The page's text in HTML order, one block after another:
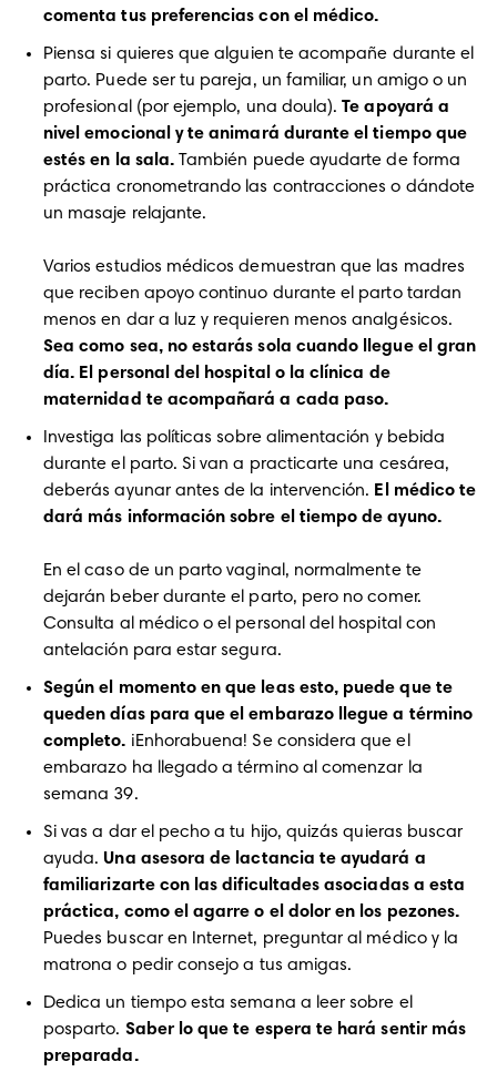
comenta tus preferencias con el médico.
Piensa si quieres que alguien te acompañe durante el
parto. Puede ser tu pareja, un familiar, un amigo o un
profesional (por ejemplo, una doula). Te apoyará a
nivel emocional y te animará durante el tiempo que
estés en la sala. También puede ayudarte de forma
práctica cronometrando las contracciones o dándote
un masaje relajante.
Varios estudios médicos demuestran que las madres
que reciben apoyo continuo durante el parto tardan
menos en dar a luz y requieren menos analgésicos.
Sea como sea, no estarás sola cuando llegue el gran
día. El personal del hospital o la clínica de
maternidad te acompañará a cada paso.
Investiga las políticas sobre alimentación y bebida
durante el parto. Si van a practicarte una cesárea,
deberás ayunar antes de la intervención. El médico te
En el caso de un parto vaginal, normalmente te
dejarán beber durante el parto, pero no comer.
Consulta al médico o el personal del hospital con
antelación para estar segura.
Según el momento en que leas esto, puede que te
queden días para que el embarazo llegue a término
completo. ¡Enhorabuena! Se considera que el
embarazo ha llegado a término al comenzar la
semana 39.
Si vas a dar el pecho a tu hijo, quizás quieras buscar
ayuda. Una asesora de lactancia te ayudará a
familiarizarte con las dificultades asociadas a esta
práctica, como el agarre o el dolor en los pezones.
Puedes buscar en Internet, preguntar al médico y la
matrona o pedir consejo a tus amigas.
Dedica un tiempo esta semana a leer sobre el
posparto. Saber lo que te espera te hará sentir más
preparada.